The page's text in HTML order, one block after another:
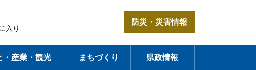
入り
防災・災害情報
・産業・観光 まちづくり 県政情報